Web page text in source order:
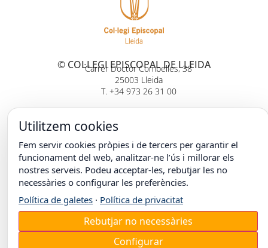
© COL·LEGI EPISCOPAL DE LLEIDA
Carrer Doctor Combelles, 38
25003 Lleida
T. +34 973 26 31 00
Utilitzem cookies
Fem servir cookies pròpies i de tercers per garantir el
funcionament del web, analitzar-ne l’ús i millorar els
nostres serveis. Podeu acceptar-les, rebutjar les no
necessàries o configurar les preferències.
Política de galetes · Política de privacitat
Rebutjar no necessàries
Configurar